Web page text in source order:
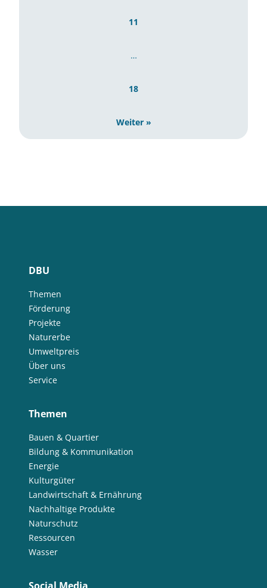
11
…
18
Weiter »
DBU
Themen
Förderung
Projekte
Naturerbe
Umweltpreis
Über uns
Service
Themen
Bauen & Quartier
Bildung & Kommunikation
Energie
Kulturgüter
Landwirtschaft & Ernährung
Nachhaltige Produkte
Naturschutz
Ressourcen
Wasser